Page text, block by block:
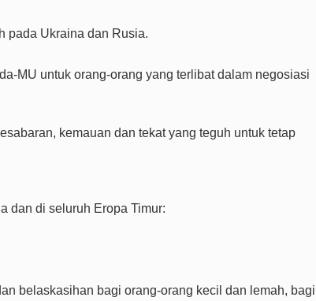
pada Ukraina dan Rusia.
MU untuk orang-orang yang terlibat dalam negosiasi
kemauan dan tekat yang teguh untuk tetap
dan di seluruh Eropa Timur:
belaskasihan bagi orang-orang kecil dan lemah, bagi